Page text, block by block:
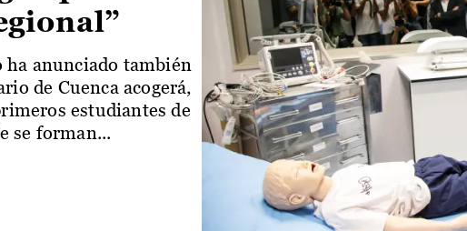
anunciado también
de Cuenca acogerá,
estudiantes de
se forman...